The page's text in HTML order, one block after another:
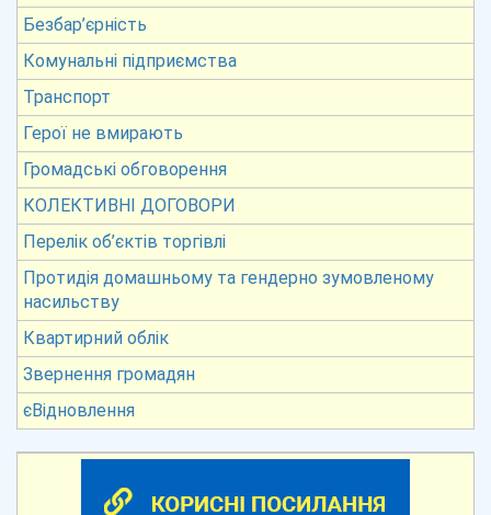
Безбар’єрність
Комунальні підприємства
Транспорт
Герої не вмирають
Громадські обговорення
КОЛЕКТИВНІ ДОГОВОРИ
Перелік об’єктів торгівлі
Протидія домашньому та гендерно зумовленому
насильству
Квартирний облік
Звернення громадян
єВідновлення